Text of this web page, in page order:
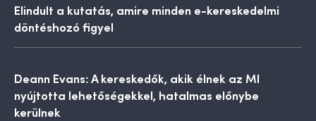
Elindult a kutatás, amire minden e-kereskedelmi
döntéshozó figyel
Deann Evans: A kereskedők, akik élnek az MI
nyújtotta lehetőségekkel, hatalmas előnybe
kerülnek